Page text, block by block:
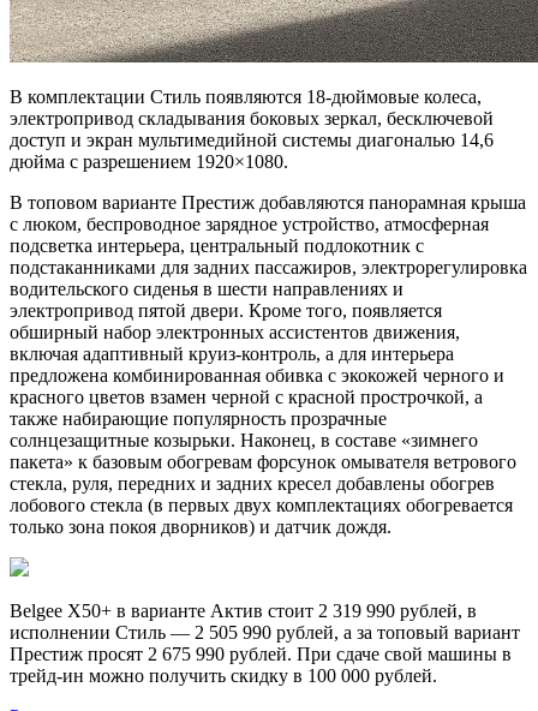
В комплектации Стиль появляются 18-дюймовые колеса,
электропривод складывания боковых зеркал, бесключевой
доступ и экран мультимедийной системы диагональю 14,6
дюйма с разрешением 1920×1080.
В топовом варианте Престиж добавляются панорамная крыша
с люком, беспроводное зарядное устройство, атмосферная
подсветка интерьера, центральный подлокотник с
подстаканниками для задних пассажиров, электрорегулировка
водительского сиденья в шести направлениях и
электропривод пятой двери. Кроме того, появляется
обширный набор электронных ассистентов движения,
включая адаптивный круиз-контроль, а для интерьера
предложена комбинированная обивка с экокожей черного и
красного цветов взамен черной с красной прострочкой, а
также набирающие популярность прозрачные
солнцезащитные козырьки. Наконец, в составе «зимнего
пакета» к базовым обогревам форсунок омывателя ветрового
стекла, руля, передних и задних кресел добавлены обогрев
лобового стекла (в первых двух комплектациях обогревается
только зона покоя дворников) и датчик дождя.
Belgee X50+ в варианте Актив стоит 2 319 990 рублей, в
исполнении Стиль — 2 505 990 рублей, а за топовый вариант
Престиж просят 2 675 990 рублей. При сдаче свой машины в
трейд-ин можно получить скидку в 100 000 рублей.